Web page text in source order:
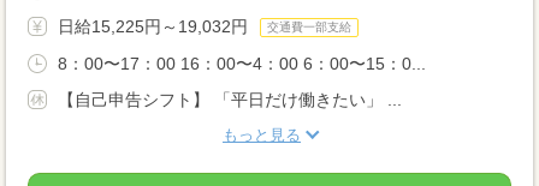
日給15,225円～19,032円 交通費一部支給
8：00〜17：00 16：00〜4：00 6：00〜15：0...
【自己申告シフト】 「平日だけ働きたい」 ...
もっと見る